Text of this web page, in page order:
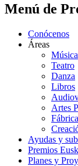
Menú de
Conócenos
Áreas
Música
Teatro
Danza
Libros
Artes
Ayudas y
Premios
Planes y